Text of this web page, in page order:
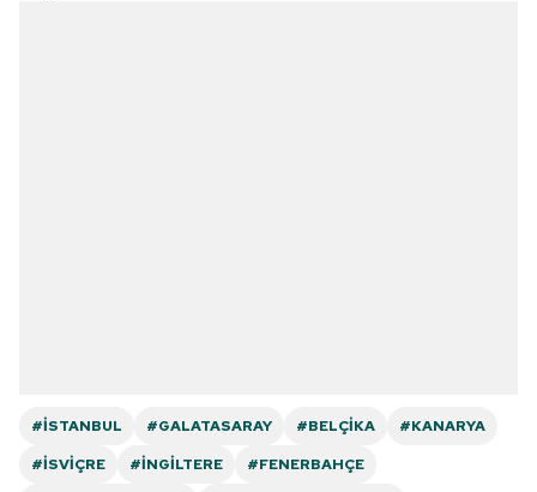
#İSTANBUL #GALATASARAY #BELÇIKA
#KANARYA
#İSVIÇRE
#İNGILTERE
#FENERBAHÇE